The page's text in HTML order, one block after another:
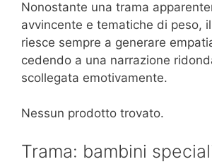
Nonostante una trama
avvincente e tematiche di peso,
riesce sempre a generare
cedendo a una narrazione
scollegata emotivamente.
Nessun prodotto trovato.
Trama: bambini